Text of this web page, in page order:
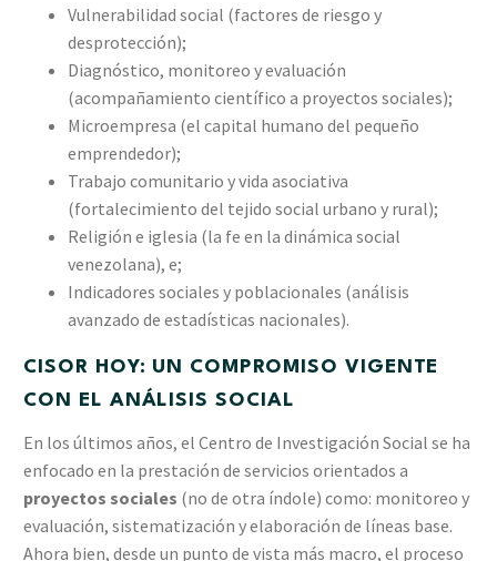
Vulnerabilidad social (factores de riesgo y
desprotección);
Diagnóstico, monitoreo y evaluación
(acompañamiento científico a proyectos sociales);
Microempresa (el capital humano del pequeño
emprendedor);
Trabajo comunitario y vida asociativa
(fortalecimiento del tejido social urbano y rural);
Religión e iglesia (la fe en la dinámica social
venezolana), e;
Indicadores sociales y poblacionales (análisis
avanzado de estadísticas nacionales).
CISOR HOY: UN COMPROMISO VIGENTE
CON EL ANÁLISIS SOCIAL
En los últimos años, el Centro de Investigación Social se ha
enfocado en la prestación de servicios orientados a
proyectos sociales (no de otra índole) como: monitoreo y
evaluación, sistematización y elaboración de líneas base.
Ahora bien, desde un punto de vista más macro, el proceso